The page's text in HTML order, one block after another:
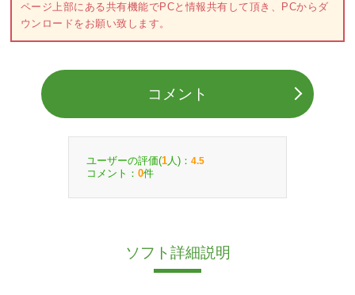
ページ上部にある共有機能でPCと情報共有して頂き、PCからダ
ウンロードをお願い致します。
コメント
ユーザーの評価(1 人)： 4.5
コメント： 0件
ソフト詳細説明